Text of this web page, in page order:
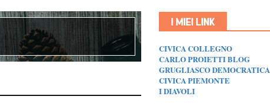
I MIEI LINK
CIVICA COLLEGNO
CARLO PROIETTI BLOG
GRUGLIASCO DEMOCRATICA
CIVICA PIEMONTE
I DIAVOLI